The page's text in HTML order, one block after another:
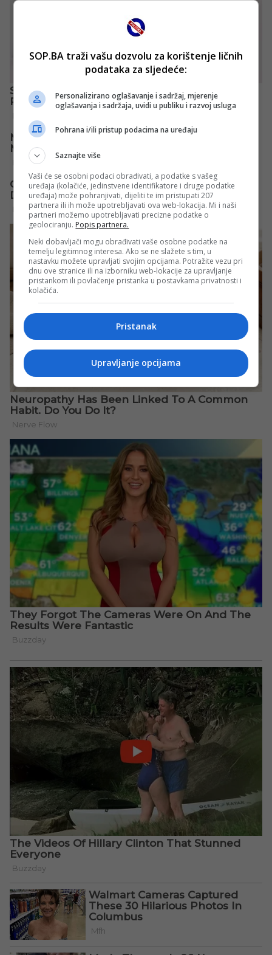
SOP.BA traži vašu dozvolu za korištenje ličnih
podataka za sljedeće:
Personalizirano oglašavanje i sadržaj, mjerenje
oglašavanja i sadržaja, uvidi u publiku i razvoj usluga
Pohrana i/ili pristup podacima na uređaju
Saznajte više
Vaši će se osobni podaci obrađivati, a podatke s vašeg
uređaja (kolačiće, jedinstvene identifikatore i druge podatke
uređaja) može pohranjivati, dijeliti te im pristupati 207
partnera ili ih može upotrebljavati ova web-lokacija. Mi i naši
partneri možemo upotrebljavati precizne podatke o
geolociranju. Popis partnera.
Neki dobavljači mogu obrađivati vaše osobne podatke na
temelju legitimnog interesa. Ako se ne slažete s tim, u
nastavku možete upravljati svojim opcijama. Potražite vezu pri
dnu ove stranice ili na izborniku web-lokacije za upravljanje
pristankom ili povlačenje pristanka u postavkama privatnosti i
kolačića.
Pristanak
Upravljanje opcijama